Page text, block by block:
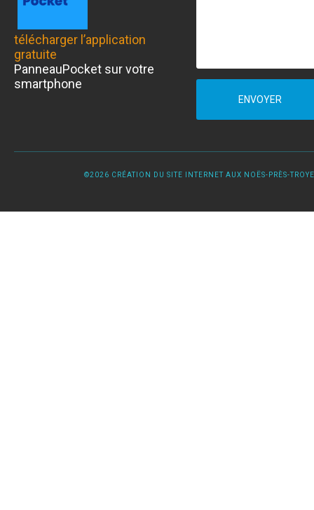
télécharger l’application
gratuite
PanneauPocket sur votre
smartphone
ENVOYER
©2026 CRÉATION DU SITE INTERNET AUX NOËS-PRÈS-